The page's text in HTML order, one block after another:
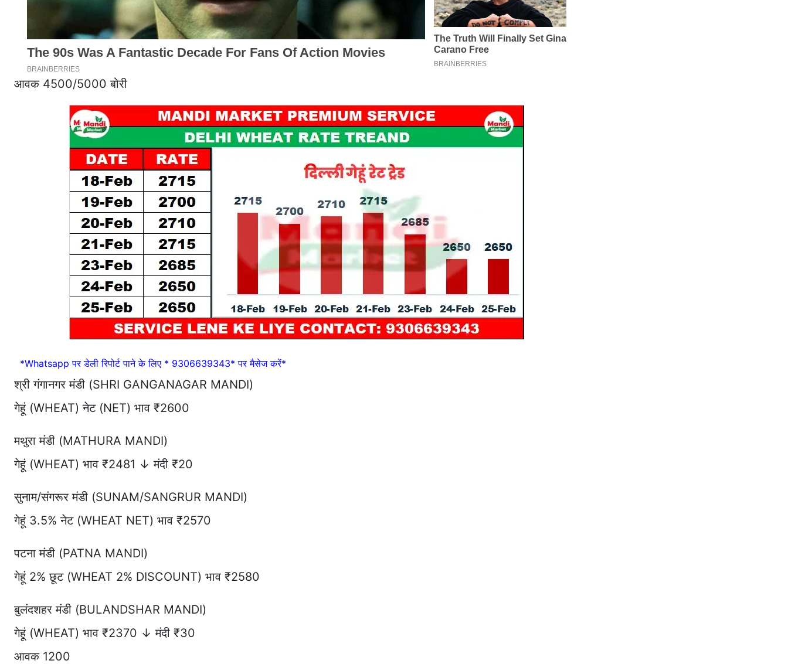
आवक 4500/5000 बोरी
*Whatsapp पर डेली रिपोर्ट पाने के लिए * 9306639343* पर मैसेज करें*
श्री गंगानगर मंडी (SHRI GANGANAGAR MANDI)
गेहूं (WHEAT) नेट (NET) भाव ₹2600
मथुरा मंडी (MATHURA MANDI)
गेहूं (WHEAT) भाव ₹2481 ↓ मंदी ₹20
सुनाम/संगरूर मंडी (SUNAM/SANGRUR MANDI)
गेहूं 3.5% नेट (WHEAT NET) भाव ₹2570
पटना मंडी (PATNA MANDI)
गेहूं 2% छूट (WHEAT 2% DISCOUNT) भाव ₹2580
बुलंदशहर मंडी (BULANDSHAR MANDI)
गेहूं (WHEAT) भाव ₹2370 ↓ मंदी ₹30
आवक 1200